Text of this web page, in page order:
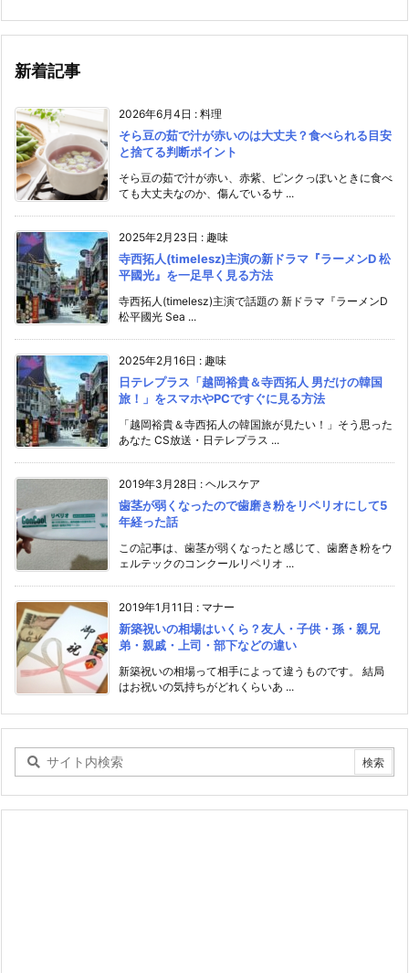
新着記事
2026年6月4日 : 料理
そら豆の茹で汁が赤いのは大丈夫？食べられる目安
と捨てる判断ポイント
そら豆の茹で汁が赤い、赤紫、ピンクっぽいときに食べ
ても大丈夫なのか、傷んでいるサ ...
2025年2月23日 : 趣味
寺西拓人(timelesz)主演の新ドラマ『ラーメンD 松
平國光』を一足早く見る方法
寺西拓人(timelesz)主演で話題の 新ドラマ『ラーメンD
松平國光 Sea ...
2025年2月16日 : 趣味
日テレプラス「越岡裕貴＆寺西拓人 男だけの韓国
旅！」をスマホやPCですぐに見る方法
「越岡裕貴＆寺西拓人の韓国旅が見たい！」そう思った
あなた CS放送・日テレプラス ...
2019年3月28日 : ヘルスケア
歯茎が弱くなったので歯磨き粉をリペリオにして5
年経った話
この記事は、歯茎が弱くなったと感じて、歯磨き粉をウ
ェルテックのコンクールリペリオ ...
2019年1月11日 : マナー
新築祝いの相場はいくら？友人・子供・孫・親兄
弟・親戚・上司・部下などの違い
新築祝いの相場って相手によって違うものです。 結局
はお祝いの気持ちがどれくらいあ ...